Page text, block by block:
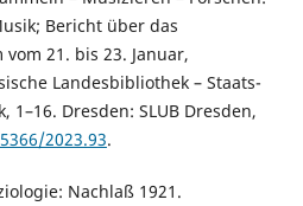
Bericht über das
21. bis 23. Januar,
Landesbibliothek – Staats-
Dresden: SLUB Dresden,
2023.93.
Nachlaß 1921.